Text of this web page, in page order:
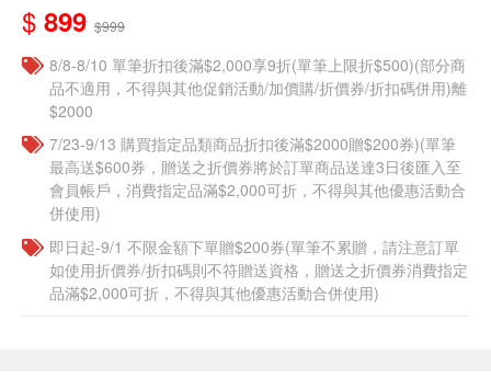
$ 899 $999
8/8-8/10 單筆折扣後滿$2,000享9折(單筆上限折$500)(部分商
品不適用，不得與其他促銷活動/加價購/折價券/折扣碼併用)離
$2000
7/23-9/13 購買指定品類商品折扣後滿$2000贈$200券)(單筆
最高送$600券，贈送之折價券將於訂單商品送達3日後匯入至
會員帳戶，消費指定品滿$2,000可折，不得與其他優惠活動合
併使用)
即日起-9/1 不限金額下單贈$200券(單筆不累贈，請注意訂單
如使用折價券/折扣碼則不符贈送資格，贈送之折價券消費指定
品滿$2,000可折，不得與其他優惠活動合併使用)